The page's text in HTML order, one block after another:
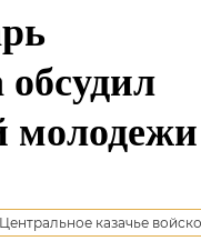
молодежи
Центральное казачье войско